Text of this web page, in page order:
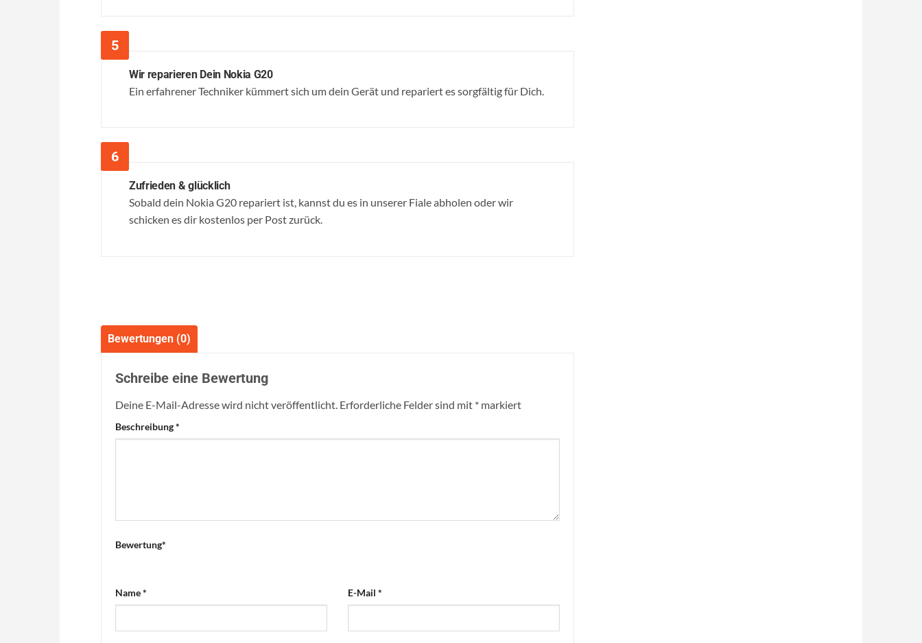
Wir reparieren Dein Nokia G20
Ein erfahrener Techniker kümmert sich um dein Gerät und repariert es sorgfältig für Dich.
Zufrieden & glücklich
Sobald dein Nokia G20 repariert ist, kannst du es in unserer Fiale abholen oder wir
schicken es dir kostenlos per Post zurück.
Bewertungen (0)
Schreibe eine Bewertung
Deine E-Mail-Adresse wird nicht veröffentlicht. Erforderliche Felder sind mit * markiert
Beschreibung*
Bewertung*
Name* E-Mail *